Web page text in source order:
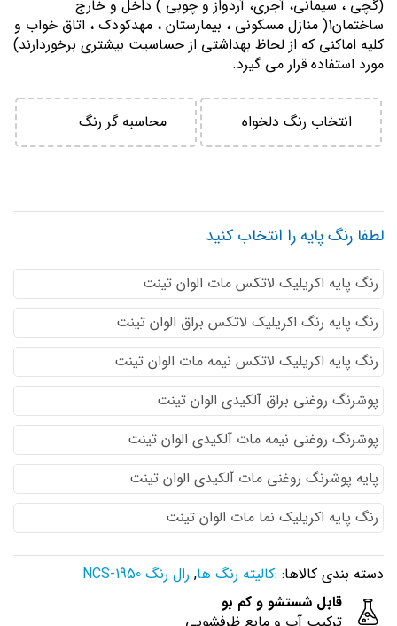
(گچی ، سیمانی، آجری، آردواز و چوبی ) داخل و خارج
ساختمان1( منازل مسكوني ، بيمارستان ، مهدكودك ، اتاق خواب و
كليه اماكني كه از لحاظ بهداشتي از حساسيت بيشتري برخوردارند)
مورد استفاده قرار می گیرد.
انتخاب رنگ دلخواه محاسبه گر رنگ
لطفا رنگ پایه را انتخاب کنید
رنگ پایه اكريليك لاتكس مات الوان تینت
رنگ پایه رنگ اكريليك لاتكس براق الوان تینت
رنگ پایه اكريليك لاتكس نيمه مات الوان تینت
پوشرنگ روغنی براق آلکیدی الوان تینت
پوشرنگ روغنی نیمه مات آلکیدی الوان تینت
پایه پوشرنگ روغنی مات آلکیدی الوان تینت
رنگ پایه اکریلیک نما مات الوان تینت
دسته بندی کالاها: :کالیته رنگ ها, رال رنگ NCS-1950
قابل شستشو و کم بو